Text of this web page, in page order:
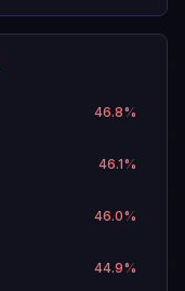
46.8%
46.1%
46.0%
44.9%